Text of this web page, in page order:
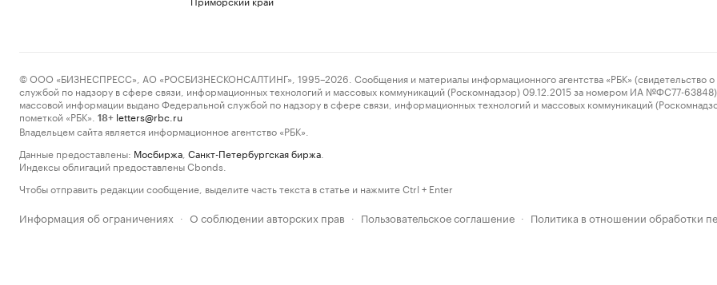
© ООО «БИЗНЕСПРЕСС», АО «РОСБИЗНЕСКОНСАЛТИНГ», 1995–2026. Сообщения и материалы информационного агентства «РБК» (свидетельство о
службой по надзору в сфере связи, информационных технологий и массовых коммуникаций (Роскомнадзор) 09.12.2015 за номером ИА №ФС77-63848)
массовой информации выдано Федеральной службой по надзору в сфере связи, информационных технологий и массовых коммуникаций
пометкой «РБК».
18+ letters@rbc.ru
Владельцем сайта является информационное агентство «РБК».
Данные предоставлены: Мосбиржа Санкт-Петербургская биржа
Индексы облигаций предоставлены Cbonds.
Чтобы отправить редакции сообщение, выделите часть текста в статье и нажмите Ctrl + Enter
Информация об ограничениях · О соблюдении авторских прав · Пользовательское соглашение · Политика в отношении обработки